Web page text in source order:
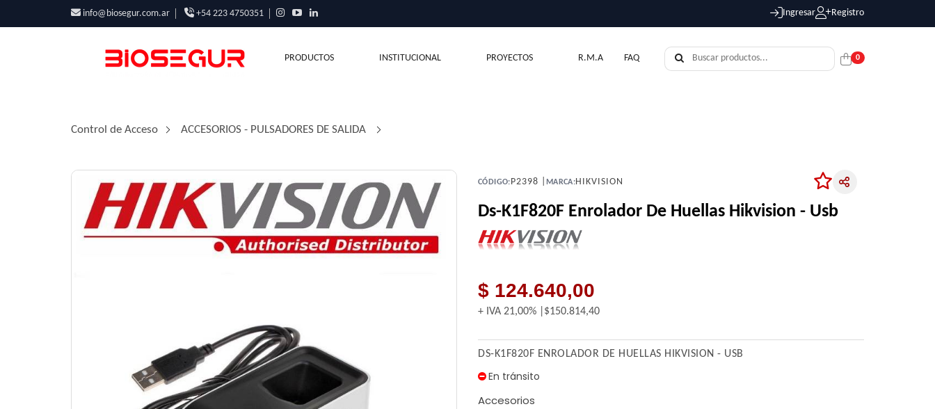
info@biosegur.com.ar +54 223 4750351 Ingresar Registro
0
PRODUCTOS INSTITUCIONAL PROYECTOS R.M.A FAQ
Control de Acceso ACCESORIOS - PULSADORES DE SALIDA
CÓDIGO: P2398 | MARCA:HIKVISION
Ds-K1F820F Enrolador De Huellas Hikvision - Usb
$ 124.640,00
+ IVA 21,00% $150.814,40
DS-K1F820F ENROLADOR DE HUELLAS HIKVISION - USB
En tránsito
Accesorios